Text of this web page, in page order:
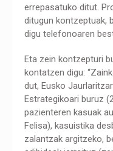
errepasatuko ditut.
ditugun kontzeptuak,
digu telefonoaren
Eta zein kontzepturi
kontatzen digu:
dut, Eusko
Estrategikoari buruz
pazienteren kasuak
Felisa), kasuistika
zalantzak argitzeko,